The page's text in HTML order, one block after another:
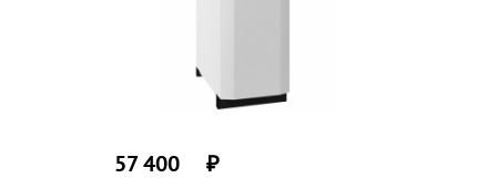
57 400 ₽